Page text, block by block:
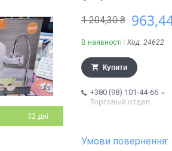
32 дні
1 204,30 ₴
В наявності Код: 24622
Купити
+380 (98) 101-44-66
Торговый отдел